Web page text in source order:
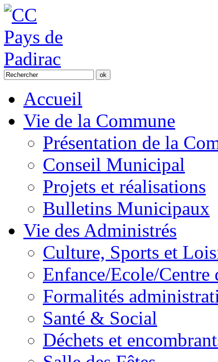
Accueil
Vie de la Commune
Présentation de la
Conseil Municipal
Projets et réalisations
Bulletins Municipaux
Vie des Administrés
Culture, Sports et
Enfance/Ecole/Centre
Formalités
Santé & Social
Déchets et